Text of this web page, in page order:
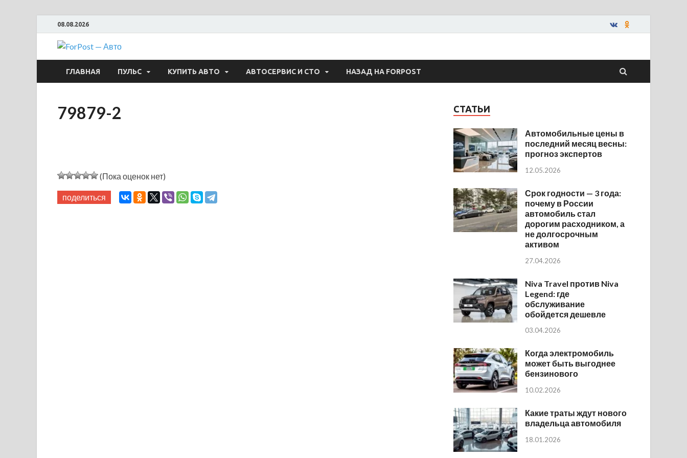
08.08.2026
ForPost — Авто
ГЛАВНАЯ ПУЛЬС КУПИТЬ АВТО АВТОСЕРВИС И СТО НАЗАД НА FORPOST
79879-2
(Пока оценок нет)
поделиться
СТАТЬИ
Автомобильные цены в
последний месяц весны:
прогноз экспертов
12.05.2026
Срок годности — 3 года:
почему в России
автомобиль стал
дорогим расходником, а
не долгосрочным
активом
27.04.2026
Niva Travel против Niva
Legend: где
обслуживание
обойдется дешевле
03.04.2026
Когда электромобиль
может быть выгоднее
бензинового
10.02.2026
Какие траты ждут нового
владельца автомобиля
18.01.2026